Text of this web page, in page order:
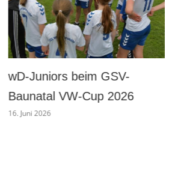
wD beim GSV-Baunatal VW-
Cup 2026
16. Juni 2026